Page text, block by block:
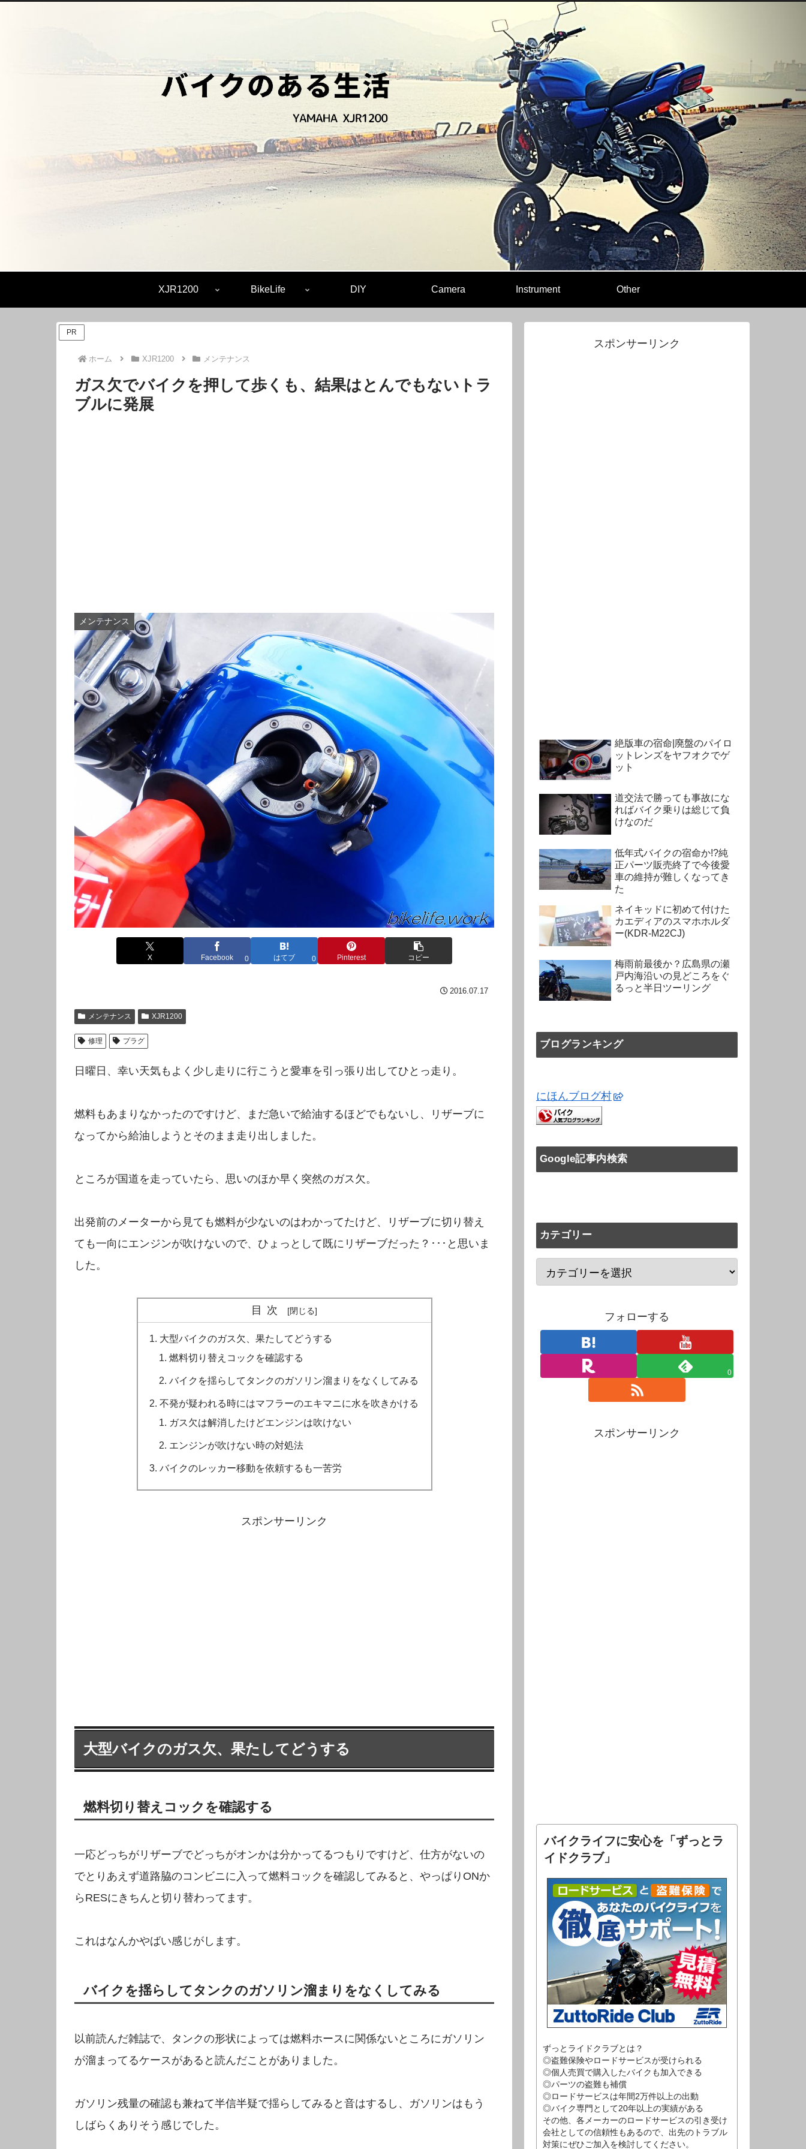
XJR1200 BikeLife DIY Camera Instrument Other
PR
ホーム XJR1200 メンテナンス
ガス欠でバイクを押して歩くも、結果はとんでもないトラ
ブルに発展
メンテナンス
X Facebook 0 はてブ 0 Pinterest コピー
2016.07.17
メンテナンス XJR1200
修理 プラグ
日曜日、幸い天気もよく少し走りに行こうと愛車を引っ張り出してひとっ走り。
燃料もあまりなかったのですけど、まだ急いで給油するほどでもないし、リザーブに
なってから給油しようとそのまま走り出しました。
ところが国道を走っていたら、思いのほか早く突然のガス欠。
出発前のメーターから見ても燃料が少ないのはわかってたけど、リザーブに切り替え
ても一向にエンジンが吹けないので、ひょっとして既にリザーブだった？･･･と思いま
した。
目次
大型バイクのガス欠、果たしてどうする
燃料切り替えコックを確認する
バイクを揺らしてタンクのガソリン溜まりをなくしてみる
不発が疑われる時にはマフラーのエキマニに水を吹きかける
ガス欠は解消したけどエンジンは吹けない
エンジンが吹けない時の対処法
バイクのレッカー移動を依頼するも一苦労
スポンサーリンク
大型バイクのガス欠、果たしてどうする
燃料切り替えコックを確認する
一応どっちがリザーブでどっちがオンかは分かってるつもりですけど、仕方がないの
でとりあえず道路脇のコンビニに入って燃料コックを確認してみると、やっぱりONか
らRESにきちんと切り替わってます。
これはなんかやばい感じがします。
バイクを揺らしてタンクのガソリン溜まりをなくしてみる
以前読んだ雑誌で、タンクの形状によっては燃料ホースに関係ないところにガソリン
が溜まってるケースがあると読んだことがありました。
ガソリン残量の確認も兼ねて半信半疑で揺らしてみると音はするし、ガソリンはもう
しばらくありそう感じでした。
スポンサーリンク
絶版車の宿命|廃盤のパイロ
ットレンズをヤフオクでゲ
ット
道交法で勝っても事故にな
ればバイク乗りは総じて負
けなのだ
低年式バイクの宿命か!?純
正パーツ販売終了で今後愛
車の維持が難しくなってき
た
ネイキッドに初めて付けた
カエディアのスマホホルダ
ー(KDR-M22CJ)
梅雨前最後か？広島県の瀬
戸内海沿いの見どころをぐ
るっと半日ツーリング
ブログランキング
にほんブログ村
Google記事内検索
カテゴリー
フォローする
0
スポンサーリンク
バイクライフに安心を「ずっとラ
イドクラブ」
ずっとライドクラブとは？
◎盗難保険やロードサービスが受けられる
◎個人売買で購入したバイクも加入できる
◎パーツの盗難も補償
◎ロードサービスは年間2万件以上の出動
◎バイク専門として20年以上の実績がある
その他、各メーカーのロードサービスの引き受け
会社としての信頼性もあるので、出先のトラブル
対策にぜひご加入を検討してください。